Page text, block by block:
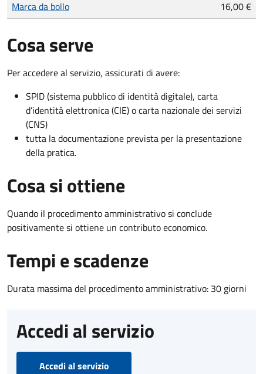
Marca da bollo 16,00 €
Cosa serve
Per accedere al servizio, assicurati di avere:
SPID (sistema pubblico di identità digitale), carta
d’identità elettronica (CIE) o carta nazionale dei servizi
(CNS)
tutta la documentazione prevista per la presentazione
della pratica.
Cosa si ottiene
Quando il procedimento amministrativo si conclude
positivamente si ottiene un contributo economico.
Tempi e scadenze
Durata massima del procedimento amministrativo: 30 giorni
Accedi al servizio
Accedi al servizio